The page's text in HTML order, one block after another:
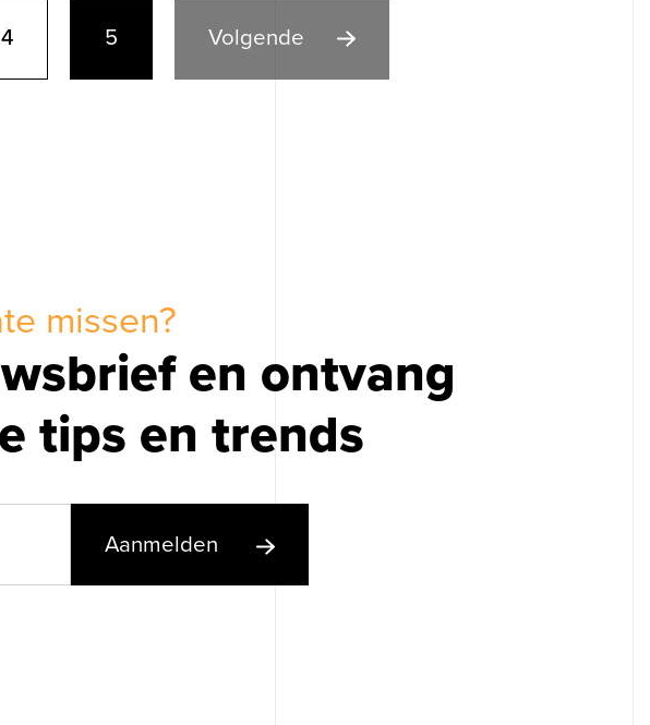
4 5 Volgende
missen?
en ontvang
tips en trends
Aanmelden
❘
97 33